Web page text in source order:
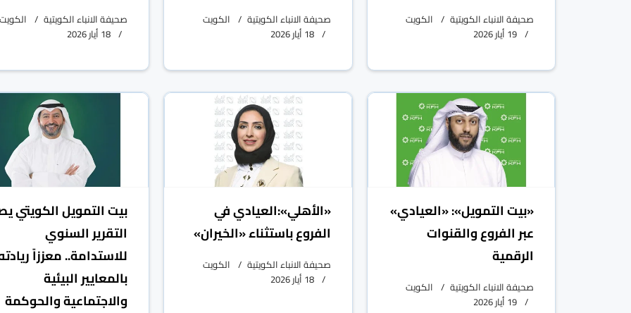
صحيفة الانباء الكويتية
الكويت
19 أيار 2026
صحيفة الانباء الكويتية
الكويت
18 أيار 2026
صحيفة الانباء الكويتية
الكويت
18 أيار 2026
«بيت التمويل»: «العيادي»
عبر الفروع والقنوات
الرقمية
صحيفة الانباء الكويتية
الكويت
19 أيار 2026
«الأهلي»:العيادي في
الفروع باستثناء «الخيران»
صحيفة الانباء الكويتية
الكويت
18 أيار 2026
بيت التمويل الكويتي
التقرير السنوي
للاستدامة.. معززاً
بالمعايير البيئية
والاجتماعية والحوكمة